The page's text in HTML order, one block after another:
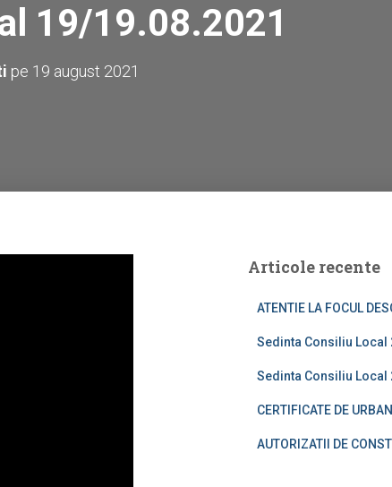
19/19.08.2021
pe 19 august 2021
Articole recente
ATENTIE LA FOCUL
Sedinta Consiliu Local
Sedinta Consiliu Local
CERTIFICATE DE
AUTORIZATII DE